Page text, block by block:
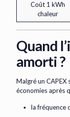
Coût 1 kWh
chaleur
Quand
amorti ?
Malgré un CAPEX
économies après
la fréquence